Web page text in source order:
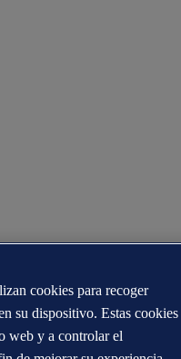
cookies para recoger
su dispositivo. Estas cookies
web y a controlar el